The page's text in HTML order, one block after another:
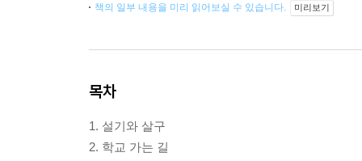
책의 일부 내용을 미리 읽어보실 수 있습니다. 미리보기
목차
1. 설기와 살구
2. 학교 가는 길